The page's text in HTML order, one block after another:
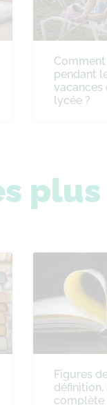
pendant
vacances
lycée ?
Figures
définition,
complète